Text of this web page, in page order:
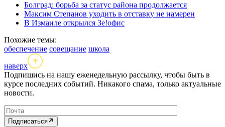
Болград: борьба за статус района продолжается
Максим Степанов уходить в отставку не намерен
В Измаиле открылся Зе!офис
Похожие темы:
обеспечение совещание школа
наверх
Подпишись на нашу еженедельную рассылку, чтобы быть в
курсе последних событий. Никакого спама, только актуальные
новости.
Подписаться